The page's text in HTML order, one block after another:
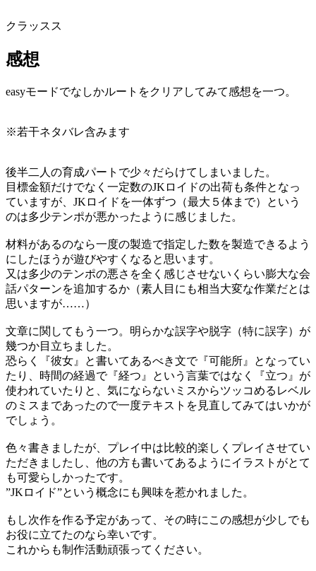
クラッスス
感想
easyモードでなしかルートをクリアしてみて感想を一つ。
※若干ネタバレ含みます
後半二人の育成パートで少々だらけてしまいました。
目標金額だけでなく一定数のJKロイドの出荷も条件となっ
ていますが、JKロイドを一体ずつ（最大５体まで）という
のは多少テンポが悪かったように感じました。
材料があるのなら一度の製造で指定した数を製造できるよう
にしたほうが遊びやすくなると思います。
又は多少のテンポの悪さを全く感じさせないくらい膨大な会
話パターンを追加するか（素人目にも相当大変な作業だとは
思いますが……）
文章に関してもう一つ。明らかな誤字や脱字（特に誤字）が
幾つか目立ちました。
恐らく『彼女』と書いてあるべき文で『可能所』となってい
たり、時間の経過で『経つ』という言葉ではなく『立つ』が
使われていたりと、気にならないミスからツッコめるレベル
のミスまであったので一度テキストを見直してみてはいかが
でしょう。
色々書きましたが、プレイ中は比較的楽しくプレイさせてい
ただきましたし、他の方も書いてあるようにイラストがとて
も可愛らしかったです。
”JKロイド”という概念にも興味を惹かれました。
もし次作を作る予定があって、その時にこの感想が少しでも
お役に立てたのなら幸いです。
これからも制作活動頑張ってください。